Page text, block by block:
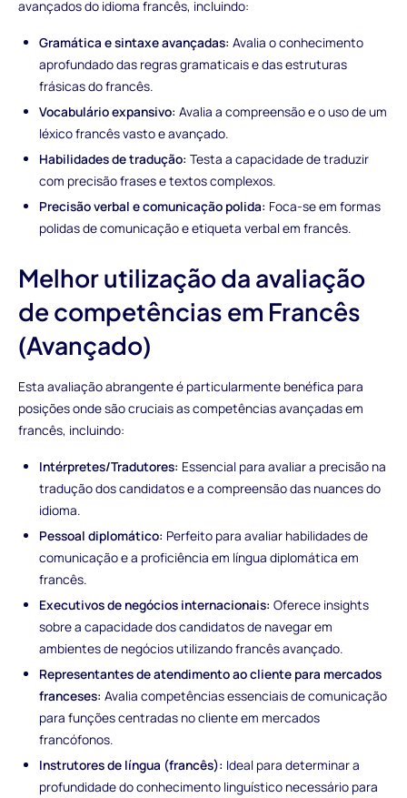
avançados do idioma francês, incluindo:
Gramática e sintaxe avançadas: Avalia o conhecimento
aprofundado das regras gramaticais e das estruturas
frásicas do francês.
Vocabulário expansivo: Avalia a compreensão e o uso de um
léxico francês vasto e avançado.
Habilidades de tradução: Testa a capacidade de traduzir
com precisão frases e textos complexos.
Precisão verbal e comunicação polida: Foca-se em formas
polidas de comunicação e etiqueta verbal em francês.
Melhor utilização da avaliação
de competências em Francês
(Avançado)
Esta avaliação abrangente é particularmente benéfica para
posições onde são cruciais as competências avançadas em
francês, incluindo:
Intérpretes/Tradutores: Essencial para avaliar a precisão na
tradução dos candidatos e a compreensão das nuances do
idioma.
Pessoal diplomático: Perfeito para avaliar habilidades de
comunicação e a proficiência em língua diplomática em
francês.
Executivos de negócios internacionais: Oferece insights
sobre a capacidade dos candidatos de navegar em
ambientes de negócios utilizando francês avançado.
Representantes de atendimento ao cliente para mercados
franceses: Avalia competências essenciais de comunicação
para funções centradas no cliente em mercados
francófonos.
Instrutores de língua (francês): Ideal para determinar a
profundidade do conhecimento linguístico necessário para